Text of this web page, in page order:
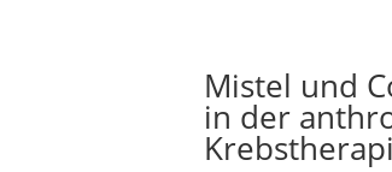
Mistel und
in der